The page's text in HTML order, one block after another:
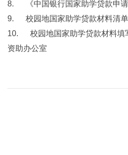
8. 《中国银行国家助学贷款申请
9. 校园地国家助学贷款材料清单
10. 校园地国家助学贷款材料填
资助办公室